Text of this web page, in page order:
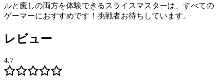
ルと癒しの両方を体験できるスライスマスターは、すべての
ゲーマーにおすすめです！挑戦者お待ちしています。
レビュー
4.7